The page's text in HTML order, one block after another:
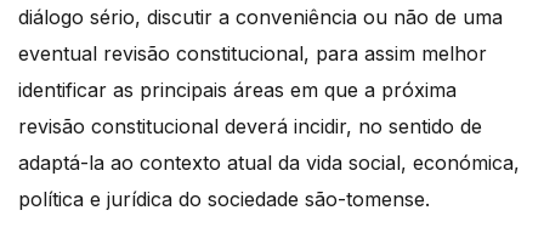
diálogo sério, discutir a conveniência ou não de uma
eventual revisão constitucional, para assim melhor
identificar as principais áreas em que a próxima
revisão constitucional deverá incidir, no sentido de
adaptá-la ao contexto atual da vida social, económica,
política e jurídica do sociedade são-tomense.